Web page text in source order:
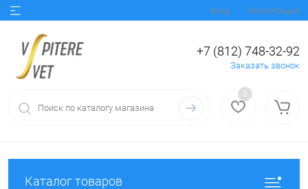
Вход Регистрация
+7 (812) 748-32-92
Заказать звонок
0
Каталог товаров